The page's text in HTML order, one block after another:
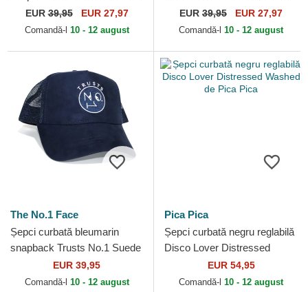
Black Gold de The No.1 Face
EUR39,95 EUR 27,97
Comandă-l 10 - 12 august
The No.1 Face
EUR 39,95 EUR 27,97
Comandă-l 10 - 12 august
The No.1 Face
Șepci curbată bleumarin
snapback Trusts No.1 Suede
Navy White de The No.1
Face
EUR 39,95
Comandă-l 10 - 12 august
Pica Pica
Șepci curbată negru reglabilă
Disco Lover Distressed
Washed de Pica Pica
EUR 54,95
Comandă-l 10 - 12 august